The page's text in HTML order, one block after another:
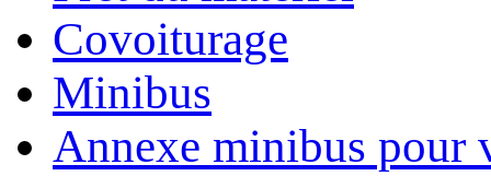
Covoiturage
Minibus
Annexe minibus pour